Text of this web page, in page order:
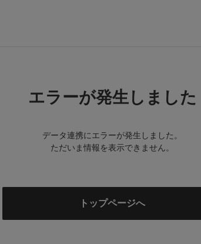
エラーが発生しました
データ連携にエラーが発生しました。
ただいま情報を表示できません。
トップページへ